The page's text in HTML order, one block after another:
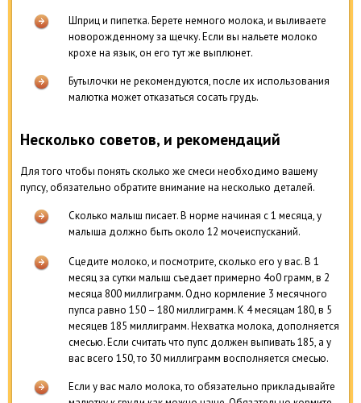
Шприц и пипетка. Берете немного молока, и выливаете
новорожденному за щечку. Если вы нальете молоко
крохе на язык, он его тут же выплюнет.
Бутылочки не рекомендуются, после их использования
малютка может отказаться сосать грудь.
Несколько советов, и рекомендаций
Для того чтобы понять сколько же смеси необходимо вашему
пупсу, обязательно обратите внимание на несколько деталей.
Сколько малыш писает. В норме начиная с 1 месяца, у
малыша должно быть около 12 мочеиспусканий.
Сцедите молоко, и посмотрите, сколько его у вас. В 1
месяц за сутки малыш съедает примерно 4о0 грамм, в 2
месяца 800 миллиграмм. Одно кормление 3 месячного
пупса равно 150 – 180 миллиграмм. К 4 месяцам 180, в 5
месяцев 185 миллиграмм. Нехватка молока, дополняется
смесью. Если считать что пупс должен выпивать 185, а у
вас всего 150, то 30 миллиграмм восполняется смесью.
Если у вас мало молока, то обязательно прикладывайте